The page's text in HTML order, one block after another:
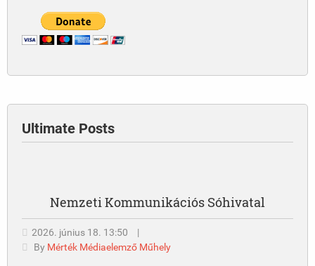
Ultimate Posts
Nemzeti Kommunikációs Sóhivatal
2026. június 18. 13:50
|
By Mérték Médiaelemző Műhely